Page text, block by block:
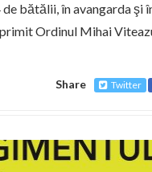
bătălii, în avangarda şi
Ordinul Mihai
Share Twitter